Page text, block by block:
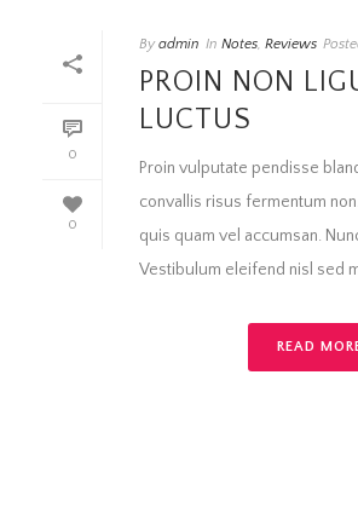
0
0
By admin In Notes, Reviews
PROIN NON
LUCTUS
Proin vulputate pendisse
convallis risus fermentum
quis quam vel accumsan.
Vestibulum eleifend nisl sed
READ